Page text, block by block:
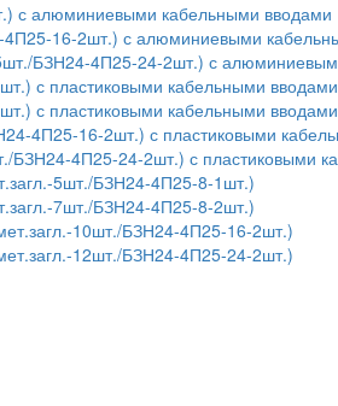
с алюминиевыми кабельными вводами
16-2шт.) с алюминиевыми
БЗН24-4П25-24-2шт.) с
с пластиковыми кабельными
с пластиковыми кабельными
4П25-16-2шт.) с пластиковыми
4П25-24-2шт.) с пластиковыми
5шт./БЗН24-4П25-8-1шт.)
7шт./БЗН24-4П25-8-2шт.)
10шт./БЗН24-4П25-16-2шт.)
12шт./БЗН24-4П25-24-2шт.)